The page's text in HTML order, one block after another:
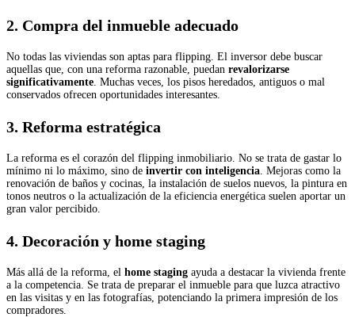
2. Compra del inmueble adecuado
No todas las viviendas son aptas para flipping. El inversor debe buscar
aquellas que, con una reforma razonable, puedan revalorizarse
significativamente . Muchas veces, los pisos heredados, antiguos o mal
conservados ofrecen oportunidades interesantes.
3. Reforma estratégica
La reforma es el corazón del flipping inmobiliario. No se trata de gastar lo
mínimo ni lo máximo, sino de invertir con inteligencia . Mejoras como la
renovación de baños y cocinas, la instalación de suelos nuevos, la pintura en
tonos neutros o la actualización de la eficiencia energética suelen aportar un
gran valor percibido.
4. Decoración y home staging
Más allá de la reforma, el home staging ayuda a destacar la vivienda frente
a la competencia. Se trata de preparar el inmueble para que luzca atractivo
en las visitas y en las fotografías, potenciando la primera impresión de los
compradores.